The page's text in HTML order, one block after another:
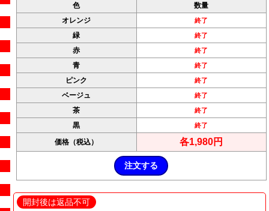
色
数量
オレンジ
終了
緑 終了
赤 終了
青 終了
ピンク 終了
ベージュ 終了
茶 終了
黒 終了
価格（税込） 各1,980円
開封後は返品不可